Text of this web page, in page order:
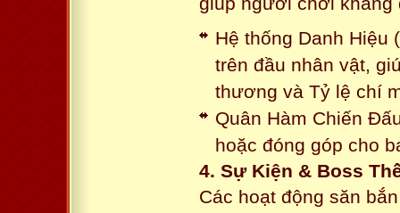
Hệ thống Danh Hiệu
trên đầu nhân vật,
thương và Tỷ lệ chí
Quân Hàm Chiến
hoặc đóng góp cho
4. Sự Kiện & Boss
Các hoạt động săn